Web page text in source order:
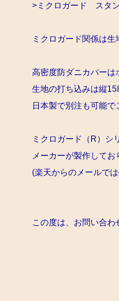
>ミクロガード スタ
ミクロガード関係は
高密度防ダニカバーは
生地の打ち込みは縦
日本製で別注も可能で
ミクロガード（R）シ
メーカーが製作して
(楽天からのメールで
この度は、お問い合わ